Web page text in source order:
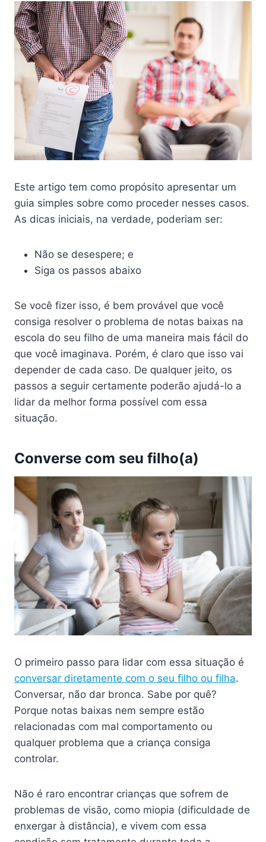
Este artigo tem como propósito apresentar um
guia simples sobre como proceder nesses casos.
As dicas iniciais, na verdade, poderiam ser:
Não se desespere; e
Siga os passos abaixo
Se você fizer isso, é bem provável que você
consiga resolver o problema de notas baixas na
escola do seu filho de uma maneira mais fácil do
que você imaginava. Porém, é claro que isso vai
depender de cada caso. De qualquer jeito, os
passos a seguir certamente poderão ajudá-lo a
lidar da melhor forma possível com essa
situação.
Converse com seu filho(a)
O primeiro passo para lidar com essa situação é
conversar diretamente com o seu filho ou filha.
Conversar, não dar bronca. Sabe por quê?
Porque notas baixas nem sempre estão
relacionadas com mal comportamento ou
qualquer problema que a criança consiga
controlar.
Não é raro encontrar crianças que sofrem de
problemas de visão, como miopia (dificuldade de
enxergar à distância), e vivem com essa